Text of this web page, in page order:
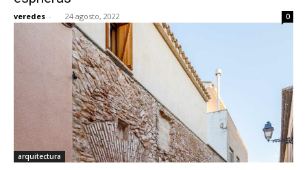
veredes - 24 agosto, 2022 0
arquitectura